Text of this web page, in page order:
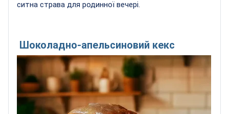
ситна страва для родинної вечері.
Шоколадно-апельсиновий кекс